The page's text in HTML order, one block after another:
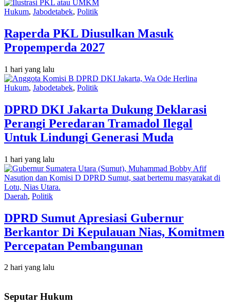
Hukum, Jabodetabek, Politik
Raperda PKL Diusulkan Masuk
Propemperda 2027
1 hari yang lalu
Hukum, Jabodetabek, Politik
DPRD DKI Jakarta Dukung Deklarasi
Perangi Peredaran Tramadol Ilegal
Untuk Lindungi Generasi Muda
1 hari yang lalu
Daerah, Politik
DPRD Sumut Apresiasi Gubernur
Berkantor Di Kepulauan Nias, Komitmen
Percepatan Pembangunan
2 hari yang lalu
Seputar Hukum